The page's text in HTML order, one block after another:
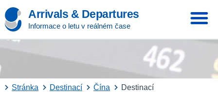
Arrivals & Departures
Informace o letu v reálném čase
Stránka Destinací Čína Destinací